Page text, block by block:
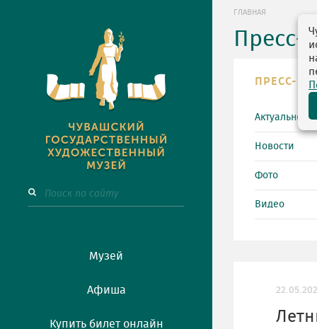
Музей
Афиша
Купить билет онлайн
ГЛАВНАЯ
Пресс-
ПРЕСС-
Актуально
Новости
Фото
Видео